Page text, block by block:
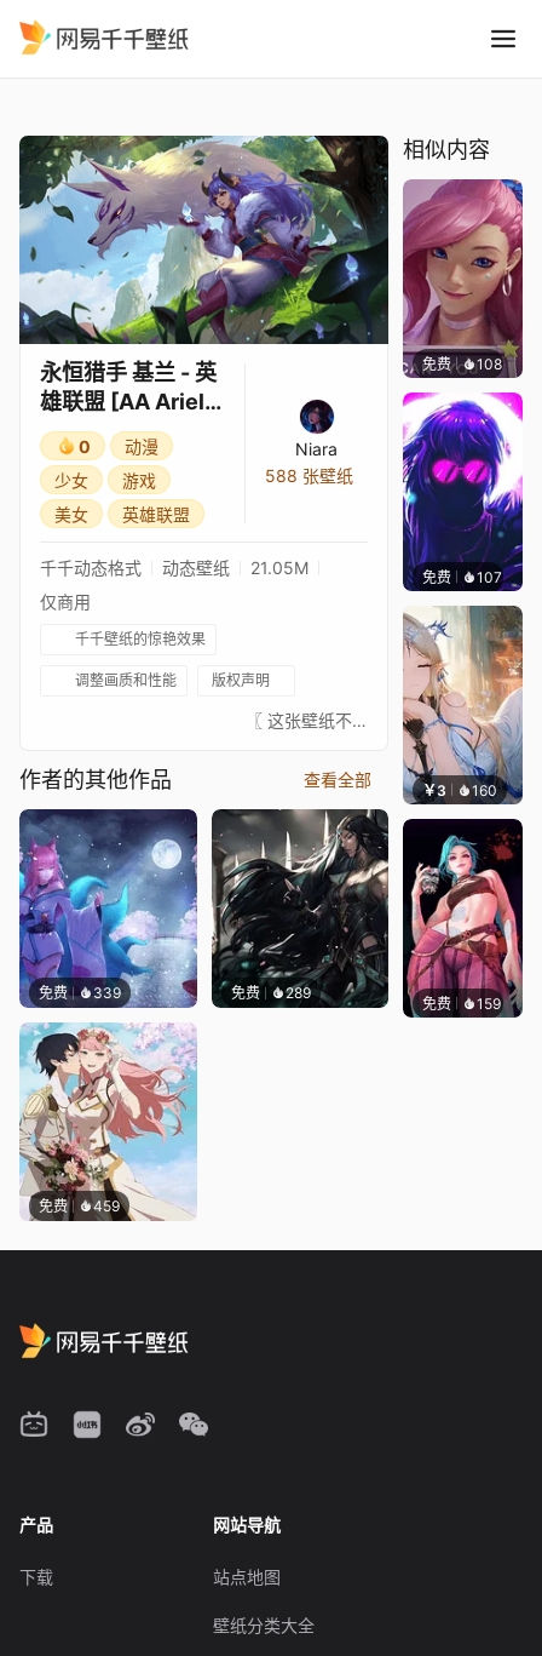
永恒猎手 基兰 - 英
雄联盟 [AA Ariel]
[4K]
0
动漫
少女
游戏
美女
英雄联盟
Niara
588 张壁纸
千千动态格式 动态壁纸
21.05M
仅商用
千千壁纸的惊艳效果
调整画质和性能 版权声明
⠀⠀⠀⠀⠀⠀⠀⠀⠀⠀⠀⠀⠀⠀⠀⠀⠀〖 这张壁纸不是我绘制的，真正的艺术家总是在 ↓这里↓。我只是为了娱乐给这些图片添加了动画。请支持这位绝对出色的艺术家。如果有艺术家不希望这张壁纸出现在这里，请联系我，我会将其移除。〗⠀⠀⠀⠀⠀⠀⠀⠀⠀⠀⠀⠀⠀⠀⠀⠀⠀⠀⠀⠀⠀- 艺术家的原画: https://www.artstation.com/arielnng- 原画: https://www.artstation.com/artwork/PoGVLy- 音乐: https://www.youtube.com/watch?v=LUcY_lL54Fo⠀⠀↓↓↓↓↓↓↓⠀⠀★ 你可以在这里查看我收藏的已批准壁纸 ★⠀⠀↓↓↓↓↓↓↓⠀⠀ ⠀⠀⠀⠀⠀⠀⠀⠀⠀⠀⠀⠀⠀⠀⠀⠀⠀
作者的其他作品 查看全部
免费 339 免费 289
免费 459
相似内容
免费 108Melon
免费 107VortFX
￥3 160 豆子
免费 159
产品
下载
网站导航
站点地图
壁纸分类大全